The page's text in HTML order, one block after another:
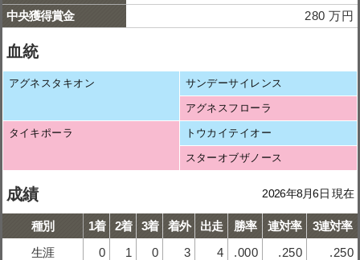
中央獲得賞金
280 万円
血統
アグネスタキオン サンデーサイレンス
アグネスフローラ
タイキポーラ トウカイテイオー
スターオブザノース
成績 2026年8月6日 現在
種別 1着 2着 3着 着外 出走 勝率 連対率
3連対率
生涯
0 1 0 3 4 .000 .250 .250